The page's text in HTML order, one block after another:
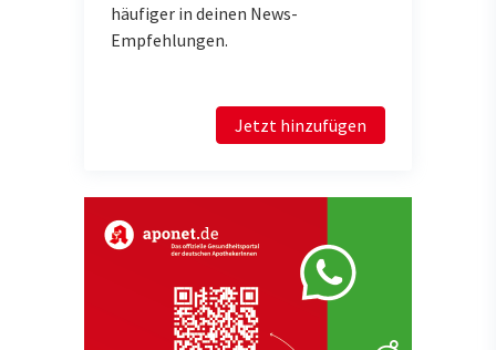
häufiger in deinen News-
Empfehlungen.
Jetzt hinzufügen